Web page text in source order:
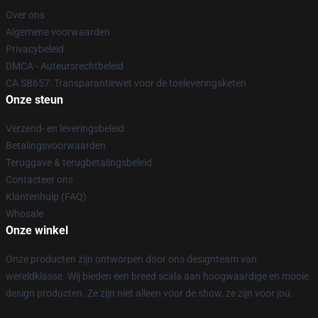
Over ons
Algemene voorwaarden
Privacybeleid
DMCA - Auteursrechtbeleid
CA SB657: Transparantiewet voor de toeleveringsketen
Onze steun
Verzend- en leveringsbeleid
Betalingsvoorwaarden
Teruggave & terugbetalingsbeleid
Contacteer ons
Klantenhulp (FAQ)
Whosale
Onze winkel
Onze producten zijn ontworpen door ons designteam van
wereldklasse. Wij bieden een breed scala aan hoogwaardige en mooie
design producten. Ze zijn niet alleen voor de show, ze zijn voor jou.